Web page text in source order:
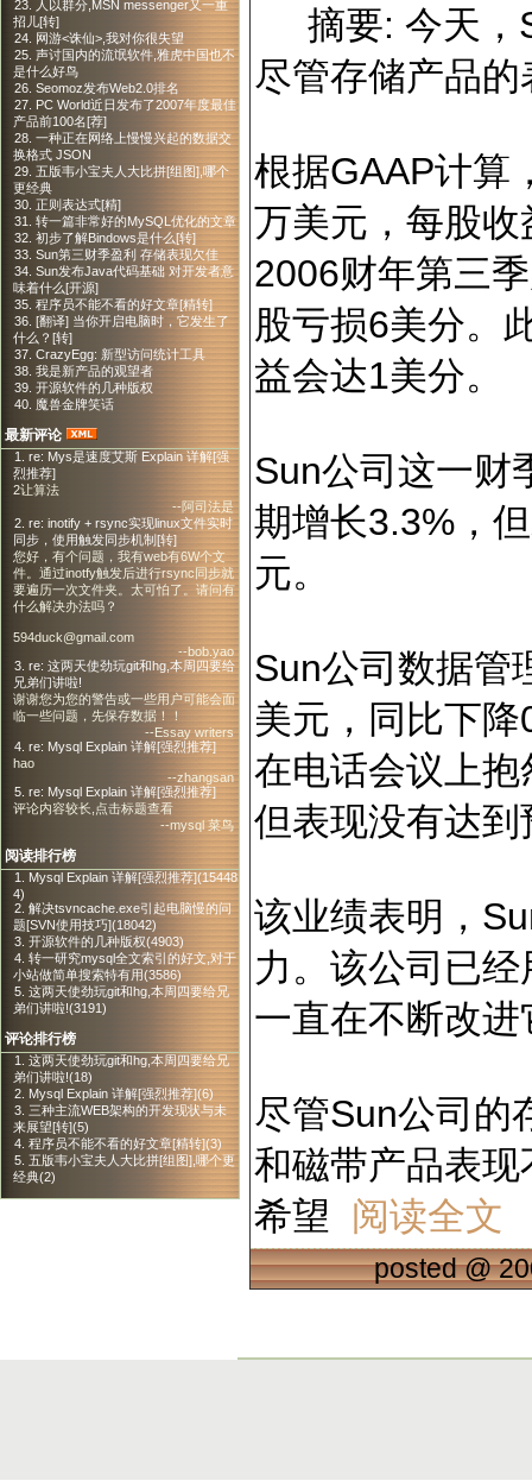
23. 人以群分,MSN messenger又一重
招儿[转]
24. 网游<诛仙>,我对你很失望
25. 声讨国内的流氓软件,雅虎中国也不
是什么好鸟
26. Seomoz发布Web2.0排名
27. PC World近日发布了2007年度最佳
产品前100名[荐]
28. 一种正在网络上慢慢兴起的数据交
换格式 JSON
29. 五版韦小宝夫人大比拼[组图],哪个
更经典
30. 正则表达式[精]
31. 转一篇非常好的MySQL优化的文章
32. 初步了解Bindows是什么[转]
33. Sun第三财季盈利 存储表现欠佳
34. Sun发布Java代码基础 对开发者意
味着什么[开源]
35. 程序员不能不看的好文章[精转]
36. [翻译] 当你开启电脑时，它发生了
什么？[转]
37. CrazyEgg: 新型访问统计工具
38. 我是新产品的观望者
39. 开源软件的几种版权
40. 魔兽金牌笑话
最新评论
1. re: Mys是速度艾斯 Explain 详解[强
烈推荐]
2让算法
--阿司法是
2. re: inotify + rsync实现linux文件实时
同步，使用触发同步机制[转]
您好，有个问题，我有web有6W个文
件。通过inotfy触发后进行rsync同步就
要遍历一次文件夹。太可怕了。请问有
什么解决办法吗？
594duck@gmail.com
--bob.yao
3. re: 这两天使劲玩git和hg,本周四要给
兄弟们讲啦!
谢谢您为您的警告或一些用户可能会面
临一些问题，先保存数据！！
--Essay writers
4. re: Mysql Explain 详解[强烈推荐]
hao
--zhangsan
5. re: Mysql Explain 详解[强烈推荐]
评论内容较长,点击标题查看
--mysql 菜鸟
阅读排行榜
1. Mysql Explain 详解[强烈推荐](15448
4)
2. 解决tsvncache.exe引起电脑慢的问
题[SVN使用技巧](18042)
3. 开源软件的几种版权(4903)
4. 转一研究mysql全文索引的好文,对于
小站做简单搜索特有用(3586)
5. 这两天使劲玩git和hg,本周四要给兄
弟们讲啦!(3191)
评论排行榜
1. 这两天使劲玩git和hg,本周四要给兄
弟们讲啦!(18)
2. Mysql Explain 详解[强烈推荐](6)
3. 三种主流WEB架构的开发现状与未
来展望[转](5)
4. 程序员不能不看的好文章[精转](3)
5. 五版韦小宝夫人大比拼[组图],哪个更
经典(2)
摘要: 今天，
尽管存储产品
根据GAAP计算
万美元，每股
2006财年第三
股亏损6美分。
益会达1美分。
Sun公司这一财
期增长3.3%，
元。
Sun公司数据管
美元，同比下
在电话会议上抱
但表现没有达到
该业绩表明，
力。该公司已
一直在不断改
尽管Sun公司的
和磁带产品表
希望 阅读全文
posted @